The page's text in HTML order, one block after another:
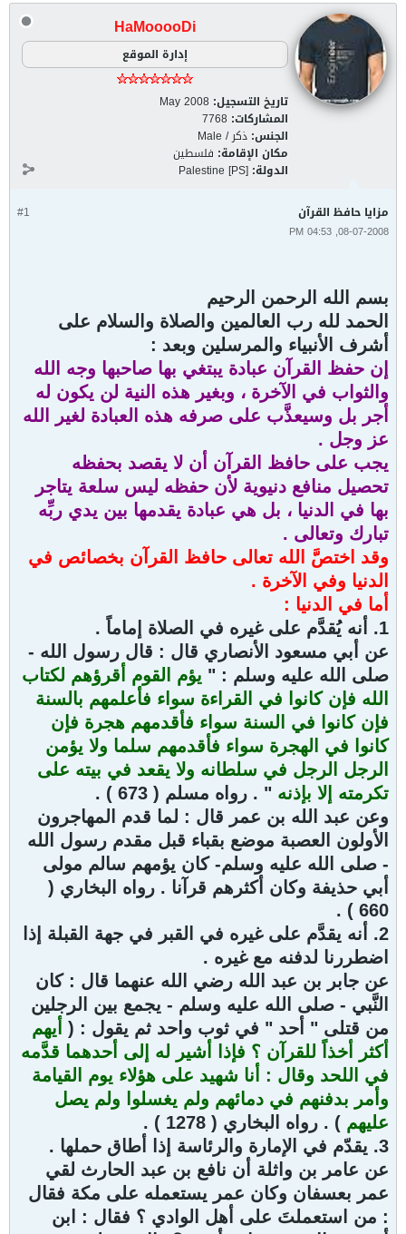
HaMooooDi
إدارة الموقع
تاريخ التسجيل: May 2008
المشاركات: 7768
الجنس: ذكر / Male
مكان الإقامة: فلسطين
الدولة: Palestine [PS]
#1 مزايا حافظ القرآن
08-07-2008, 04:53 PM
بسم الله الرحمن الرحيم
الحمد لله رب العالمين والصلاة والسلام على
أشرف الأنبياء والمرسلين وبعد :
إن حفظ القرآن عبادة يبتغي بها صاحبها وجه الله
والثواب في الآخرة ، وبغير هذه النية لن يكون له
أجر بل وسيعذَّب على صرفه هذه العبادة لغير الله
عز وجل .
يجب على حافظ القرآن أن لا يقصد بحفظه
تحصيل منافع دنيوية لأن حفظه ليس سلعة يتاجر
بها في الدنيا ، بل هي عبادة يقدمها بين يدي ربِّه
تبارك وتعالى .
وقد اختصَّ الله تعالى حافظ القرآن بخصائص في
الدنيا وفي الآخرة .
أما في الدنيا :
1. أنه يُقدَّم على غيره في الصلاة إماماً .
عن أبي مسعود الأنصاري قال : قال رسول الله -
صلى الله عليه وسلم : " يؤم القوم أقرؤهم لكتاب
الله فإن كانوا في القراءة سواء فأعلمهم بالسنة
فإن كانوا في السنة سواء فأقدمهم هجرة فإن
كانوا في الهجرة سواء فأقدمهم سلما ولا يؤمن
الرجل الرجل في سلطانه ولا يقعد في بيته على
تكرمته إلا بإذنه " . رواه مسلم ( 673 ) .
وعن عبد الله بن عمر قال : لما قدم المهاجرون
الأولون العصبة موضع بقباء قبل مقدم رسول الله
- صلى الله عليه وسلم- كان يؤمهم سالم مولى
أبي حذيفة وكان أكثرهم قرآنا . رواه البخاري (
660 ) .
2. أنه يقدَّم على غيره في القبر في جهة القبلة إذا
اضطررنا لدفنه مع غيره .
عن جابر بن عبد الله رضي الله عنهما قال : كان
النَّبي - صلى الله عليه وسلم - يجمع بين الرجلين
من قتلى " أحد " في ثوب واحد ثم يقول : ( أيهم
أكثر أخذاً للقرآن ؟ فإذا أشير له إلى أحدهما قدَّمه
في اللحد وقال : أنا شهيد على هؤلاء يوم القيامة
وأمر بدفنهم في دمائهم ولم يغسلوا ولم يصل
عليهم ) . رواه البخاري ( 1278 ) .
3. يقدّم في الإمارة والرئاسة إذا أطاق حملها .
عن عامر بن واثلة أن نافع بن عبد الحارث لقي
عمر بعسفان وكان عمر يستعمله على مكة فقال
: من استعملتَ على أهل الوادي ؟ فقال : ابن